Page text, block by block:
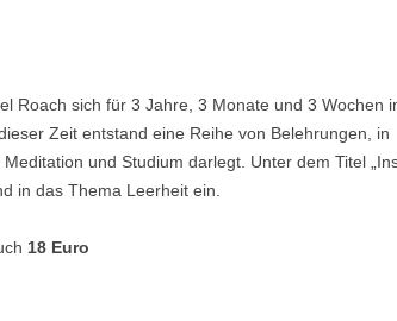
Roach sich für 3 Jahre, 3 Monate und 3 Wochen
Zeit entstand eine Reihe von Belehrungen, in
und Studium darlegt. Unter dem Titel
in das Thema Leerheit ein.
18 Euro